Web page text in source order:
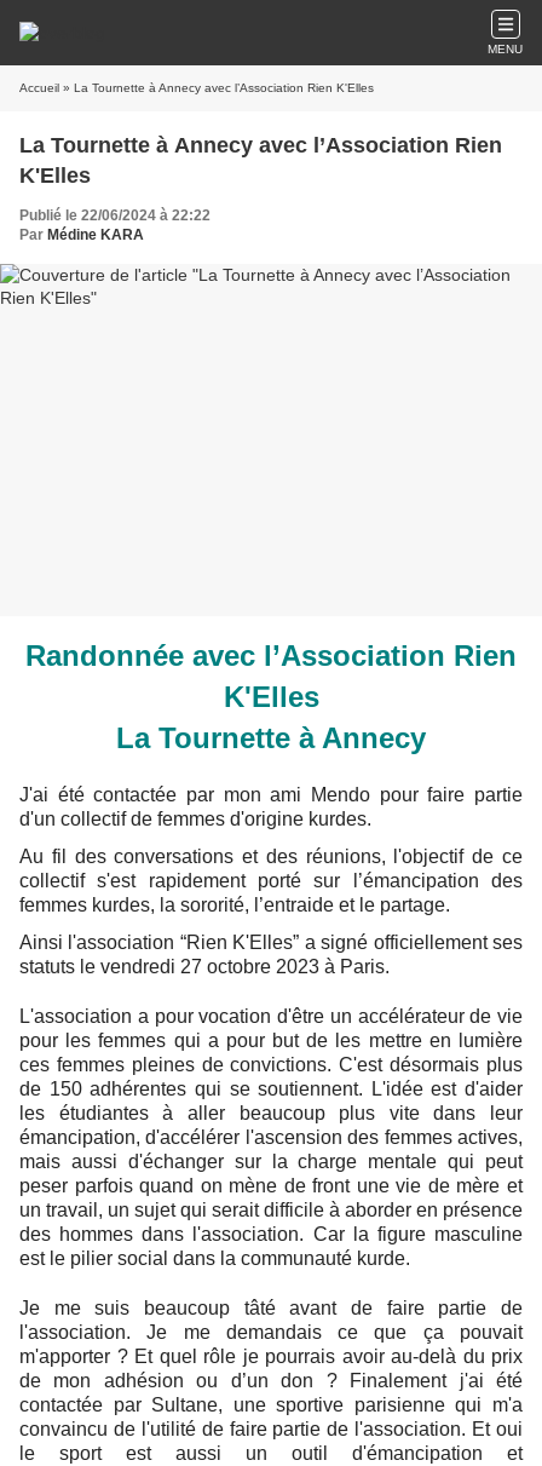
MENU
Accueil » La Tournette à Annecy avec l’Association Rien K'Elles
La Tournette à Annecy avec l’Association Rien
K'Elles
Publié le 22/06/2024 à 22:22
Par Médine KARA
Randonnée avec l’Association Rien
K'Elles
La Tournette à Annecy
J'ai été contactée par mon ami Mendo pour faire partie
d'un collectif de femmes d'origine kurdes.
Au fil des conversations et des réunions, l'objectif de ce
collectif s'est rapidement porté sur l’émancipation des
femmes kurdes, la sororité, l’entraide et le partage.
Ainsi l'association “Rien K'Elles” a signé officiellement ses
statuts le vendredi 27 octobre 2023 à Paris.
L'association a pour vocation d'être un accélérateur de vie
pour les femmes qui a pour but de les mettre en lumière
ces femmes pleines de convictions. C'est désormais plus
de 150 adhérentes qui se soutiennent. L'idée est d'aider
les étudiantes à aller beaucoup plus vite dans leur
émancipation, d'accélérer l'ascension des femmes actives,
mais aussi d'échanger sur la charge mentale qui peut
peser parfois quand on mène de front une vie de mère et
un travail, un sujet qui serait difficile à aborder en présence
des hommes dans l'association. Car la figure masculine
est le pilier social dans la communauté kurde.
Je me suis beaucoup tâté avant de faire partie de
l'association. Je me demandais ce que ça pouvait
m'apporter ? Et quel rôle je pourrais avoir au-delà du prix
de mon adhésion ou d’un don ? Finalement j'ai été
contactée par Sultane, une sportive parisienne qui m'a
convaincu de l'utilité de faire partie de l'association. Et oui
le sport est aussi un outil d'émancipation et